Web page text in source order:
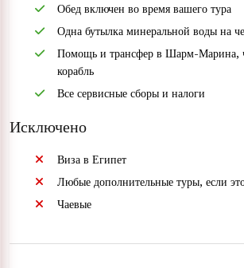
Обед включен во время вашего тура
Одна бутылка минеральной воды на
Помощь и трансфер в Шарм-Марина,
корабль
Все сервисные сборы и налоги
Исключено
Виза в Египет
Любые дополнительные туры, если
Чаевые